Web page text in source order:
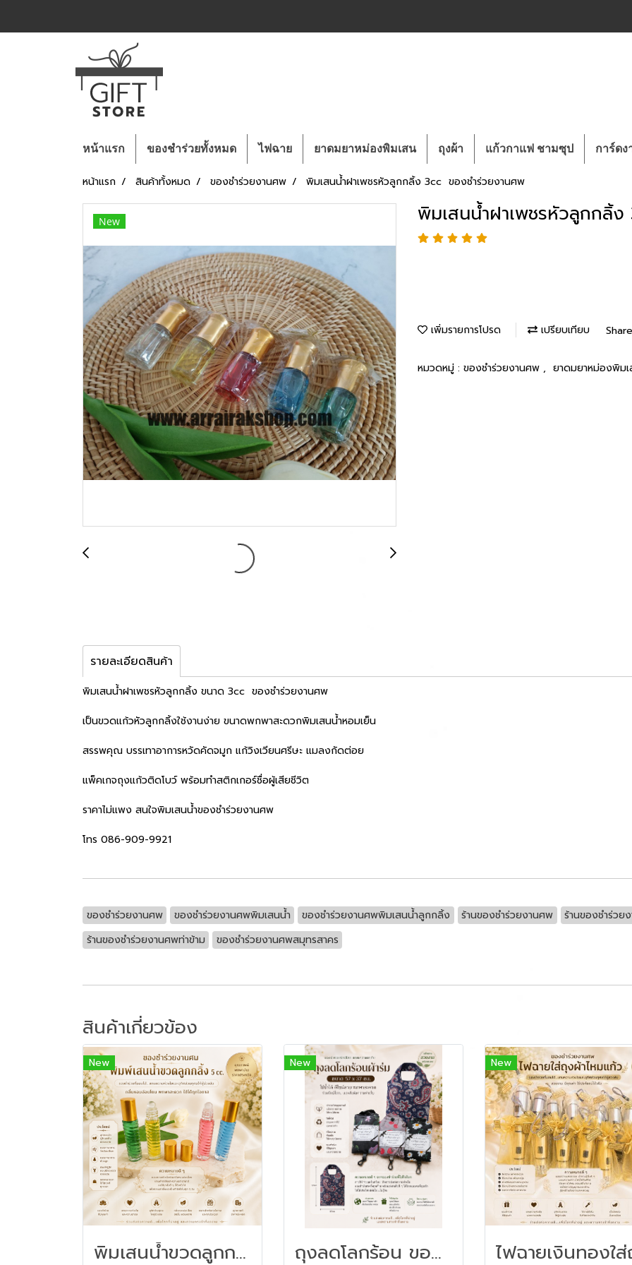
หน้าแรก ของชำร่วยทั้งหมด ไฟฉาย ยาดมยาหม่องพิมเสน ถุงผ้า แก้วกาแฟ ชามซุป การ์ดง
หน้าแรก สินค้าทั้งหมด ของชำร่วยงานศพ พิมเสนน้ำฝาเพชรหัวลูกกลิ้ง 3cc ของชำร่วยงานศพ
New พิมเสนน้ำฝาเพชรหัวลูกกลิ้
เพิ่มรายการโปรด เปรียบเทียบ Share
หมวดหมู่ : ของชำร่วยงานศพ , ยาดมยาหม่องพิมเ
รายละเอียดสินค้า
พิมเสนน้ำฝาเพชรหัวลูกกลิ้ง ขนาด 3cc ของชำร่วยงานศพ
เป็นขวดแก้วหัวลูกกลิ้งใช้งานง่าย ขนาดพกพาสะดวกพิมเสนน้ำหอมเย็น
สรรพคุณ บรรเทาอาการหวัดคัดจมูก แก้วิงเวียนศรีษะ แมลงกัดต่อย
แพ็คเกจถุงแก้วติดโบว์ พร้อมทำสติกเกอร์ชื่อผู้เสียชีวิต
ราคาไม่แพง สนใจพิมเสนน้ำของชำร่วยงานศพ
โทร 086-909-9921
ของชำร่วยงานศพ ของชำร่วยงานศพพิมเสนน้ำ ของชำร่วยงานศพพิมเสนน้ำลูกกลิ้ง ร้านของชำร่วยงานศพ ร้านของชำร่วย
ร้านของชำร่วยงานศพท่าข้าม
ของชำร่วยงานศพสมุทรสาคร
สินค้าเกี่ยวข้อง
New
พิมเสนน้ำขวดลูกกลิ้ง 5cc - ของชำร่วยงานศพ
New
ถุงลดโลกร้อน ของชำร่วยงานศพ | ถุงผ้าพับได้ ของชำร่วยใช้งานได้จริง
New